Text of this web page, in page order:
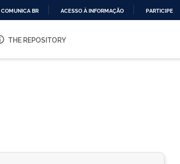
O
COMUNICA BR ACESSO À INFORMAÇÃO PARTICIPE
THE REPOSITORY